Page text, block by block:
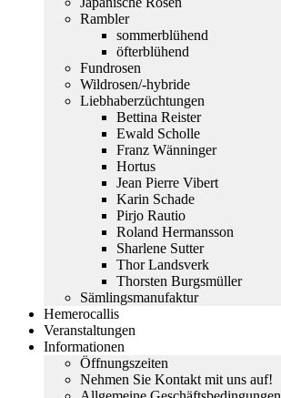
Rambler
sommerblühend
öfterblühend
Fundrosen
Wildrosen/-hybride
Liebhaberzüchtungen
Bettina Reister
Ewald Scholle
Franz Wänninger
Hortus
Jean Pierre Vibert
Karin Schade
Pirjo Rautio
Roland Hermansson
Sharlene Sutter
Thor Landsverk
Thorsten Burgsmüller
Sämlingsmanufaktur
Hemerocallis
Veranstaltungen
Informationen
Öffnungszeiten
Nehmen Sie Kontakt mit uns auf!